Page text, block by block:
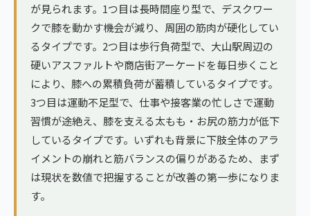
が見られます。1つ目は長時間座り型で、デスクワー
クで膝を動かす機会が減り、周囲の筋肉が硬化してい
るタイプです。2つ目は歩行負荷型で、大山駅周辺の
硬いアスファルトや商店街アーケードを毎日歩くこと
により、膝への累積負荷が蓄積しているタイプです。
3つ目は運動不足型で、仕事や接客業の忙しさで運動
習慣が途絶え、膝を支える太もも・お尻の筋力が低下
しているタイプです。いずれも背景に下肢全体のアラ
イメントの崩れと筋バランスの偏りがあるため、まず
は現状を数値で把握することが改善の第一歩になりま
す。